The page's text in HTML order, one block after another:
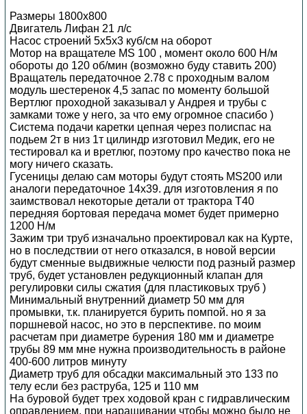
Размеры 1800х800
Двигатель Лифан 21 л/с
Насос строений 5х5х3 куб/см на оборот
Мотор на вращателе MS 100 , момент около 600 Н/м
обороты до 120 об/мин (возможно буду ставить 200)
Вращатель передаточное 2.78 с проходным валом
модуль шестеренок 4,5 запас по моменту большой
Вертлюг проходной заказывал у Андрея и трубы с
замками тоже у него, за что ему огромное спасибо )
Система подачи каретки цепная через полиспас на
подьем 2т в низ 1т цилиндр изготовил Медик, его не
тестировал ка и вретлюг, поэтому про качество пока не
могу ничего сказать.
Гусеницы делаю сам моторы будут стоять MS200 или
аналоги передаточное 14х39. для изготовления я по
заимствовал некоторые детали от трактора Т40
передняя бортовая передача момет будет примерно
1200 Н/м
Зажим три труб изначально проектировал как на Курте,
но в последствии от него отказался, в новой версии
будут сменные выдвижные челюсти под разный размер
труб, будет установлен редукционный клапан для
регулировки силы сжатия (для пластиковых труб )
Минимальный внутренний диаметр 50 мм для
промывки, т.к. планируется бурить помпой. но я за
поршневой насос, но это в перспективе. по моим
расчетам при диаметре бурения 180 мм и диаметре
трубы 89 мм мне нужна производительность в районе
400-600 литров минуту
Диаметр труб для обсадки максимальный это 133 по
телу если без раструба, 125 и 110 мм
На буровой будет трех ходовой кран с гидравлическим
оправлением, при наращивании чтобы можно было не